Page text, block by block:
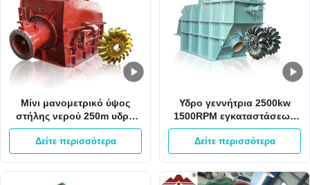
Μίνι μανομετρικό ύψος
στήλης νερού 250m υδρο
στρόβιλος 60HZ Pelton από
το στρόβιλο ροδών Gird
500RPM Pelton
Δείτε περισσότερα
Υδρο γεννήτρια 2500kw
1500RPM εγκαταστάσεων
παραγωγής ενέργειας HPP
Pelton με 1 ακροφύσιο
Δείτε περισσότερα